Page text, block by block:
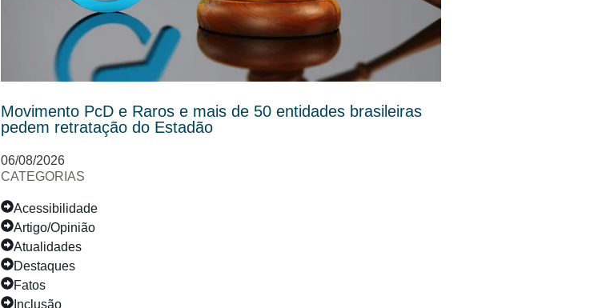
Movimento PcD e Raros e mais de 50 entidades brasileiras
pedem retratação do Estadão
06/08/2026
CATEGORIAS
Acessibilidade
Artigo/Opinião
Atualidades
Destaques
Fatos
Inclusão